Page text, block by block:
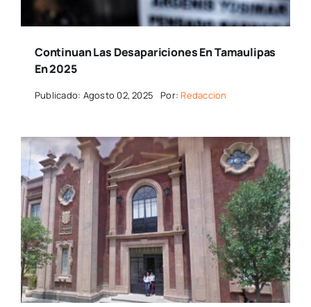
Continuan Las Desapariciones En Tamaulipas
En 2025
Publicado: Agosto 02, 2025 Por: Redaccion